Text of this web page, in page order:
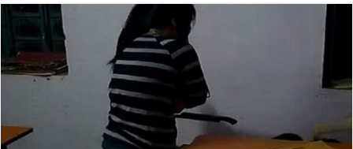
सुप्रीम कोर्ट का बड़ा फैसला: उम्रकैद के बाद मृत्यु तक जेल में रखने की सजा संविधान के अनुरूप